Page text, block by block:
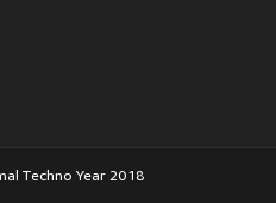
Techno Year 2018